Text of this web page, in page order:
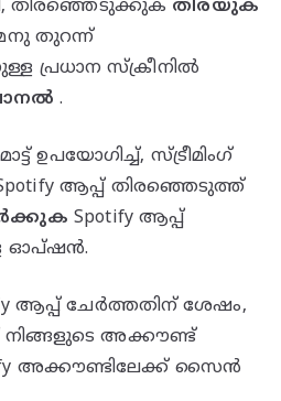
തിരഞ്ഞെടുക്കുക തിരയുക
തുറന്ന്
പ്രധാന സ്ക്രീനിൽ
.
ഉപയോഗിച്ച്, സ്ട്രീമിംഗ്
Spotify ആപ്പ് തിരഞ്ഞെടുത്ത്
Spotify ആപ്പ്
ഓപ്ഷൻ.
ആപ്പ് ചേർത്തതിന് ശേഷം,
നിങ്ങളുടെ അക്കൗണ്ട്
അക്കൗണ്ടിലേക്ക് സൈൻ